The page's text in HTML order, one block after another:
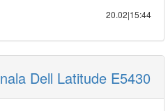
20.02|15:44
Dell Latitude E5430